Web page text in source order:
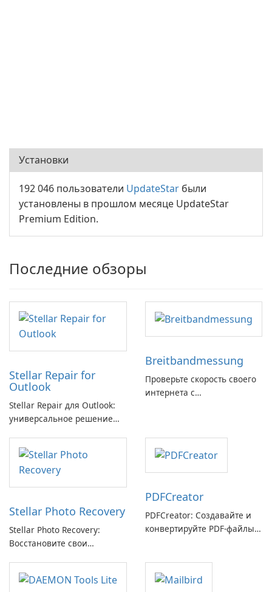
Установки
192 046 пользователи UpdateStar были
установлены в прошлом месяце UpdateStar
Premium Edition.
Последние обзоры
Stellar Repair for
Outlook
Stellar Repair для Outlook:
универсальное решение
электронной почты
Breitbandmessung
Проверьте скорость своего
интернета с
Stellar Photo Recovery
Stellar Photo Recovery:
Восстановите свои
с легкостью
PDFCreator
PDFCreator: Создавайте и
конвертируйте PDF-файлы с